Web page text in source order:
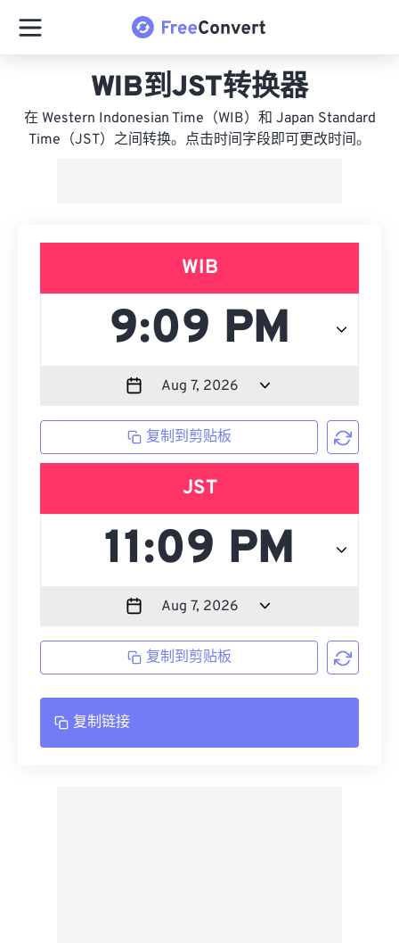
WIB到JST转换器
在 Western Indonesian Time（WIB）和 Japan Standard
Time（JST）之间转换。点击时间字段即可更改时间。
WIB
复制到剪贴板
JST
复制到剪贴板
复制链接